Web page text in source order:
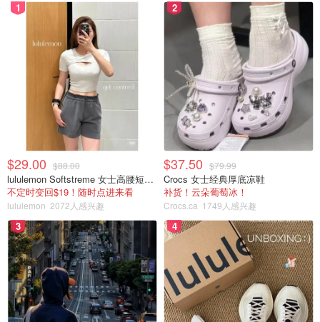
1
$29.00 $88.00
lululemon Softstreme 女士高腰短裤 10cm
不定时变回$19！随时点进来看
lululemon 2072人感兴趣
2
$37.50 $79.99
Crocs 女士经典厚底凉鞋
补货！云朵葡萄冰！
Crocs.ca 1749人感兴趣
3 4